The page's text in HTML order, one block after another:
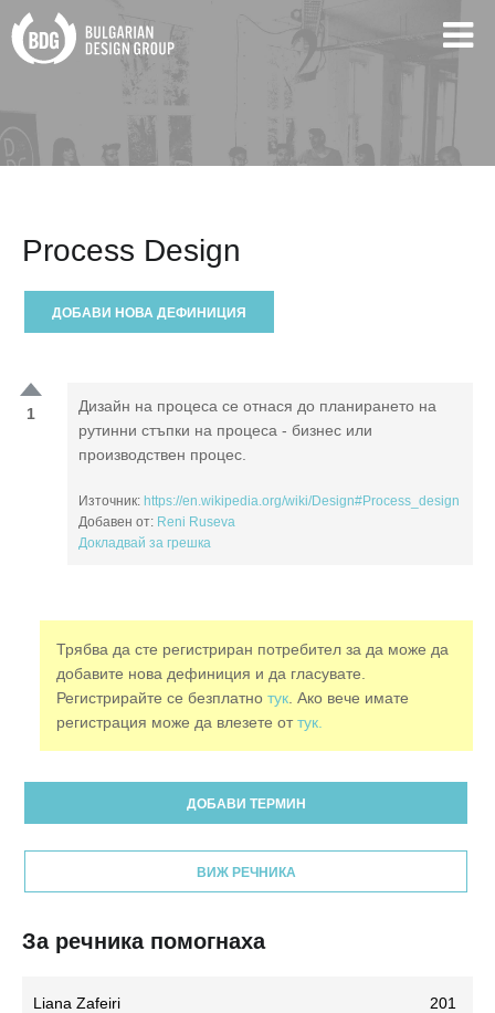
Process Design
ДОБАВИ НОВА ДЕФИНИЦИЯ
1
Дизайн на процеса се отнася до планирането на
рутинни стъпки на процеса - бизнес или
производствен процес.
Източник: https://en.wikipedia.org/wiki/Design#Process_design
Добавен от: Reni Ruseva
Докладвай за грешка
Трябва да сте регистриран потребител за да може да
добавите нова дефиниция и да гласувате.
Регистрирайте се безплатнотук . Ако вече имате
регистрация може да влезете оттук.
ДОБАВИ ТЕРМИН
ВИЖ РЕЧНИКА
За речника помогнаха
Liana Zafeiri 201